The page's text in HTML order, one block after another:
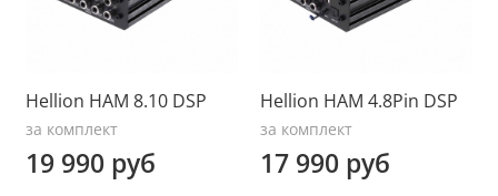
Hellion HAM 8.10 DSP
за комплект
19 990 руб
Hellion HAM 4.8Pin DSP
за комплект
17 990 руб